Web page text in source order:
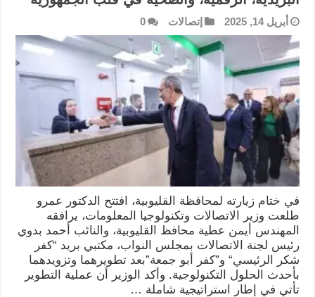
أبريل 14, 2025 إتصالات 0
في ختام زيارته لمحافظة القليوبية، افتتح الدكتور عمرو
طلعت وزير الاتصالات وتكنولوجيا المعلومات، يرافقه
المهندس أيمن عطية محافظ القليوبية، والنائب أحمد بدوي
رئيس لجنة الاتصالات بمجلس النواب، مكتبي بريد “كفر
شكر الرئيسي“ و”كفر أبو جمعة”بعد تطويرهما وتزويدهما
بأحدث الحلول التكنولوجية. وأكد الوزير أن عملية التطوير
تأتي في إطار استراتيجية شاملة …